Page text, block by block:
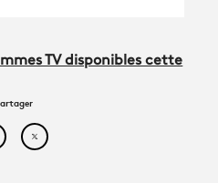
TV disponibles cette
cet article sur
Partager cet article sur